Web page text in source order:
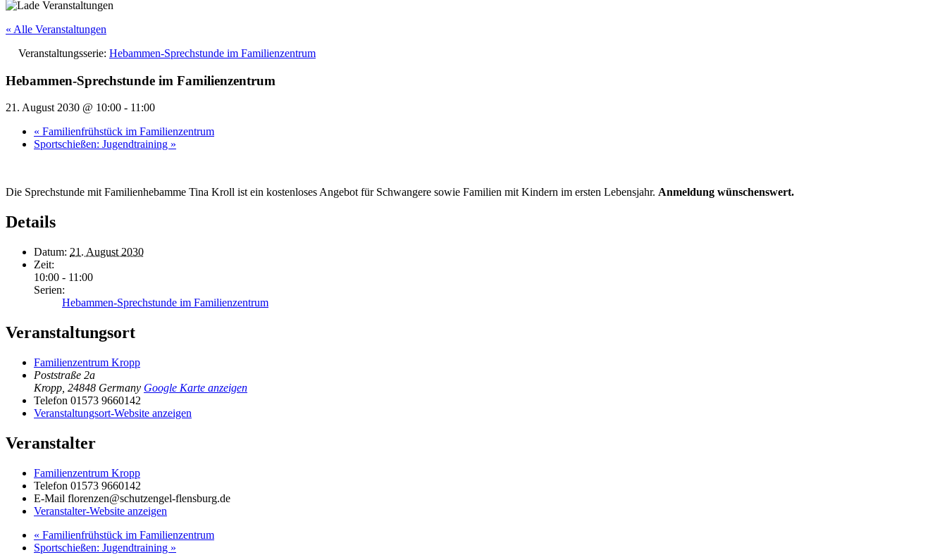
« Alle Veranstaltungen
Veranstaltungsserie: Hebammen-Sprechstunde im Familienzentrum
Hebammen-Sprechstunde im Familienzentrum
21. August 2030 @ 10:00 - 11:00
« Familienfrühstück im Familienzentrum
Sportschießen: Jugendtraining »
Die Sprechstunde mit Familienhebamme Tina Kroll ist ein kostenloses Angebot für Schwangere sowie Familien mit Kindern im ersten Lebensjahr. Anmeldung wünschenswert.
Details
Datum: 21. August 2030
Zeit:
10:00 - 11:00
Serien:
Hebammen-Sprechstunde im Familienzentrum
Veranstaltungsort
Familienzentrum Kropp
Poststraße 2a
Kropp 24848 Germany Google Karte anzeigen
Telefon 01573 9660142
Veranstaltungsort-Website anzeigen
Veranstalter
Familienzentrum Kropp
Telefon 01573 9660142
E-Mail florenzen@schutzengel-flensburg.de
Veranstalter-Website anzeigen
« Familienfrühstück im Familienzentrum
Sportschießen: Jugendtraining »